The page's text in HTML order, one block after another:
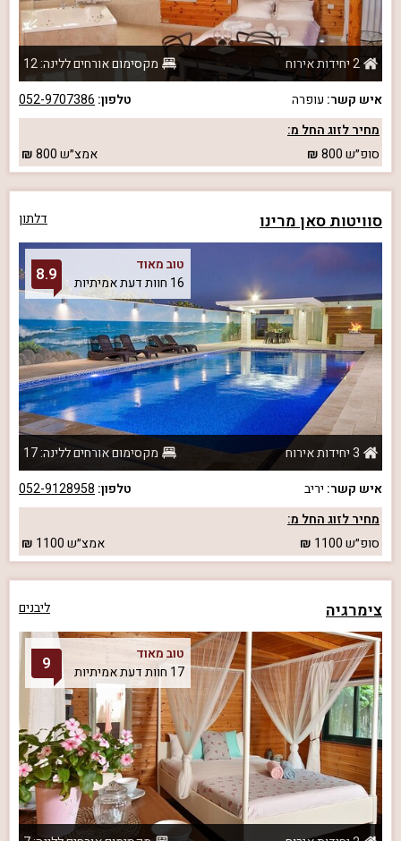
2 יחידות אירוח
מקסימום אורחים ללינה: 12
איש קשר: עופרה טלפון: 052-9707386
מחיר לזוג החל מ:
סופ״ש800 אמצ״ש800
סוויטות סאן מרינו דלתון
טוב מאוד
16 חוות דעת אמיתיות
8.9
3 יחידות אירוח
מקסימום אורחים ללינה: 17
איש קשר: יריב טלפון: 052-9128958
מחיר לזוג החל מ:
סופ״ש1100 אמצ״ש1100
צימרגיה ליבנים
טוב מאוד
17 חוות דעת אמיתיות
9